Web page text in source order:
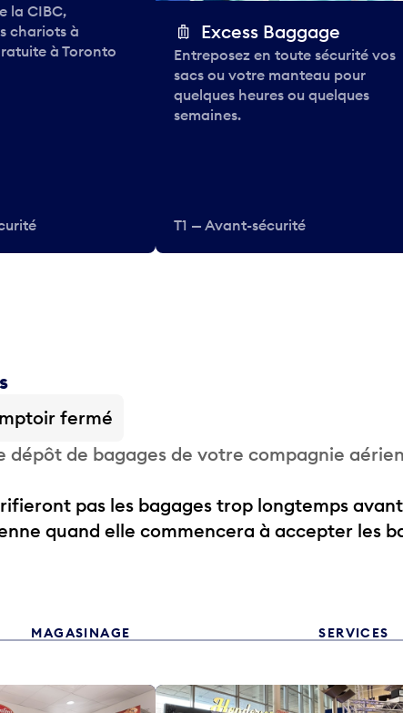
la CIBC,
chariots à
à Toronto
Excess Baggage
Entreposez en toute sécurité vos
sacs ou votre manteau pour
quelques heures ou quelques
semaines.
T1 — Avant-sécurité
fermé
dépôt de bagages de votre compagnie
pas les bagages trop longtemps
quand elle commencera à accepter les
MAGASINAGE SERVICES